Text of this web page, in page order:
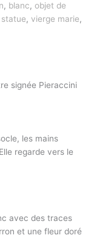
, blanc, objet de
statue, vierge marie,
signée Pieraccini
les mains
regarde vers le
avec des traces
et une fleur doré